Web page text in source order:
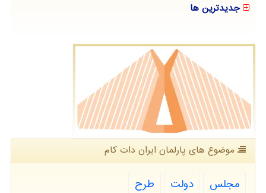
جدیدترین ها
موضوع های پارلمان ایران دات كام
مجلس دولت
طرح